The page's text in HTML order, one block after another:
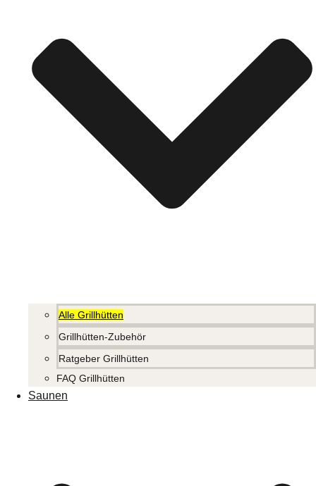
Alle Grillhütten
Grillhütten-Zubehör
Ratgeber Grillhütten
FAQ Grillhütten
Saunen